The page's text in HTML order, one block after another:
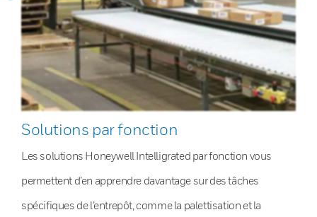
Solutions par fonction
Les solutions Honeywell Intelligrated par fonction vous
permettent d’en apprendre davantage sur des tâches
spécifiques de l’entrepôt, comme la palettisation et la